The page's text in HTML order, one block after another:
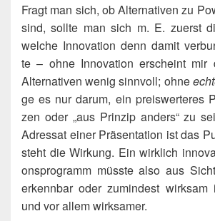
Fragt man sich, ob Alter­na­ti­ven zu
sind, soll­te man sich m. E. zuerst
wel­che Inno­va­ti­on denn damit
te – ohne Inno­va­ti­on erscheint mir
Alter­na­ti­ven wenig sinn­voll; ohne
ge es nur dar­um, ein preis­wer­te­res
zen oder „aus Prin­zip anders“ zu
Adres­sat einer Prä­sen­ta­ti­on ist das
steht die Wir­kung. Ein wirk­lich
ons­pro­gramm müss­te also aus
erkenn­bar oder zumin­dest
und vor allem wirksamer.